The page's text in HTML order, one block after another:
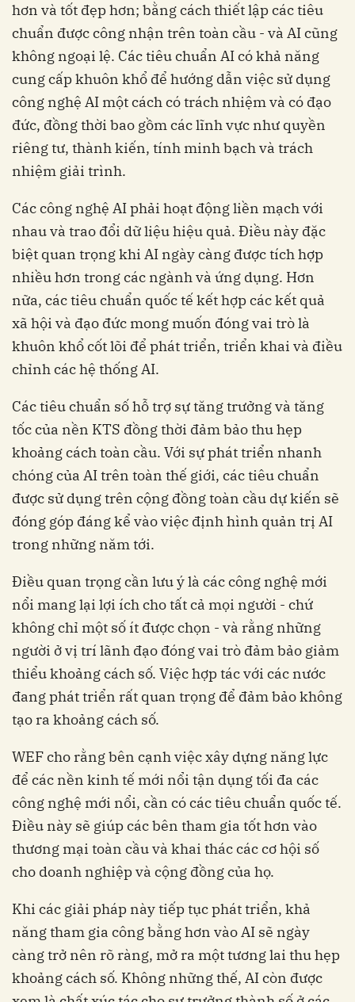
hơn và tốt đẹp hơn; bằng cách thiết lập các tiêu
chuẩn được công nhận trên toàn cầu - và AI cũng
không ngoại lệ. Các tiêu chuẩn AI có khả năng
cung cấp khuôn khổ để hướng dẫn việc sử dụng
công nghệ AI một cách có trách nhiệm và có đạo
đức, đồng thời bao gồm các lĩnh vực như quyền
riêng tư, thành kiến, tính minh bạch và trách
nhiệm giải trình.
Các công nghệ AI phải hoạt động liền mạch với
nhau và trao đổi dữ liệu hiệu quả. Điều này đặc
biệt quan trọng khi AI ngày càng được tích hợp
nhiều hơn trong các ngành và ứng dụng. Hơn
nữa, các tiêu chuẩn quốc tế kết hợp các kết quả
xã hội và đạo đức mong muốn đóng vai trò là
khuôn khổ cốt lõi để phát triển, triển khai và điều
chỉnh các hệ thống AI.
Các tiêu chuẩn số hỗ trợ sự tăng trưởng và tăng
tốc của nền KTS đồng thời đảm bảo thu hẹp
khoảng cách toàn cầu. Với sự phát triển nhanh
chóng của AI trên toàn thế giới, các tiêu chuẩn
được sử dụng trên cộng đồng toàn cầu dự kiến ​​sẽ
đóng góp đáng kể vào việc định hình quản trị AI
trong những năm tới.
Điều quan trọng cần lưu ý là các công nghệ mới
nổi mang lại lợi ích cho tất cả mọi người - chứ
không chỉ một số ít được chọn - và rằng những
người ở vị trí lãnh đạo đóng vai trò đảm bảo giảm
thiểu khoảng cách số. Việc hợp tác với các nước
đang phát triển rất quan trọng để đảm bảo không
tạo ra khoảng cách số.
WEF cho rằng bên cạnh việc xây dựng năng lực
để các nền kinh tế mới nổi tận dụng tối đa các
công nghệ mới nổi, cần có các tiêu chuẩn quốc tế.
Điều này sẽ giúp các bên tham gia tốt hơn vào
thương mại toàn cầu và khai thác các cơ hội số
cho doanh nghiệp và cộng đồng của họ.
Khi các giải pháp này tiếp tục phát triển, khả
năng tham gia công bằng hơn vào AI sẽ ngày
càng trở nên rõ ràng, mở ra một tương lai thu hẹp
khoảng cách số. Không những thế, AI còn được